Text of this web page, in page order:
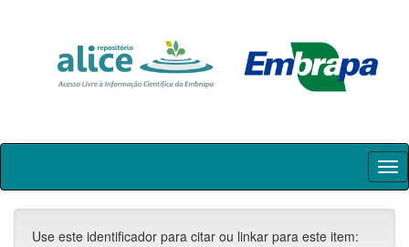
Skip
Use este identificador para citar ou linkar para este item: